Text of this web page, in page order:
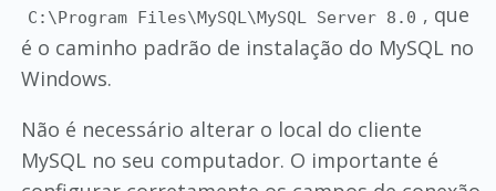
C:\Program Files\MySQL\MySQL Server 8.0 , que
é o caminho padrão de instalação do MySQL no
Windows.
Não é necessário alterar o local do cliente
MySQL no seu computador. O importante é